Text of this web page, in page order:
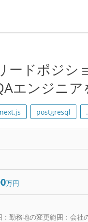
ードポジシ
エンジニア
next.js postgresql
万円
勤務地の変更範囲：会社